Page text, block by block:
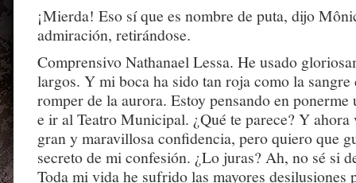
¡Mierda! Eso sí que es nombre de puta, dijo
admiración, retirándose.
Comprensivo Nathanael Lessa. He usado
largos. Y mi boca ha sido tan roja como la
romper de la aurora. Estoy pensando en ponerme
e ir al Teatro Municipal. ¿Qué te parece? Y ahora
gran y maravillosa confidencia, pero quiero que
secreto de mi confesión. ¿Lo juras? Ah, no sé si
Toda mi vida he sufrido las mayores desilusiones